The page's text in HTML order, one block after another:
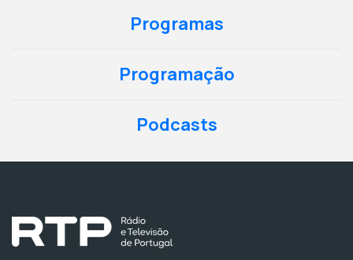
Programas
Programação
Podcasts